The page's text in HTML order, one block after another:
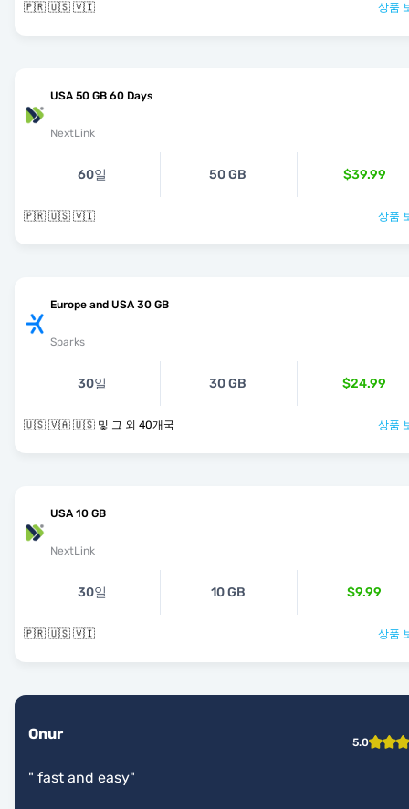
🇵🇷 🇺🇸 🇻🇮 상품
USA 50 GB 60 Days
NextLink
60일 50 GB $39.99
🇵🇷 🇺🇸 🇻🇮 상품
Europe and USA 30 GB
Sparks
30일 30 GB $24.99
🇺🇸 🇻🇦 🇺🇸 및 그 외 40개국 상품
USA 10 GB
NextLink
30일 10 GB $9.99
🇵🇷 🇺🇸 🇻🇮 상품
Onur 5.0
" fast and easy"